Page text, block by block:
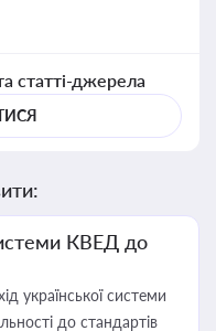
статті-джерела
КВЕД до
української системи
до стандартів